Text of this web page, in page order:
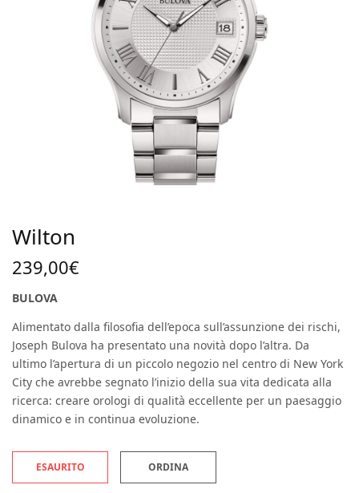
Wilton
239,00€
BULOVA
Alimentato dalla filosofia dell’epoca sull’assunzione dei rischi,
Joseph Bulova ha presentato una novità dopo l’altra. Da
ultimo l’apertura di un piccolo negozio nel centro di New York
City che avrebbe segnato l’inizio della sua vita dedicata alla
ricerca: creare orologi di qualità eccellente per un paesaggio
dinamico e in continua evoluzione.
ESAURITO ORDINA